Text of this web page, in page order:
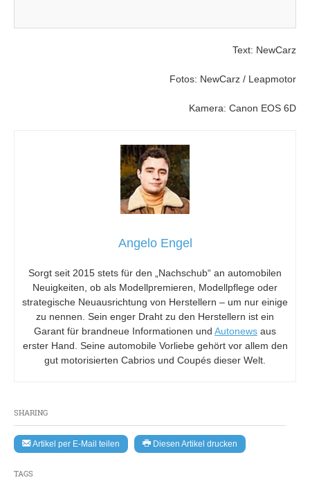
SHARING
Artikel per E-Mail teilen Diesen Artikel drucken
TAGS
Text: NewCarz
Fotos: NewCarz / Leapmotor
Kamera: Canon EOS 6D
Angelo Engel
Sorgt seit 2015 stets für den „Nachschub“ an automobilen
Neuigkeiten, ob als Modellpremieren, Modellpflege oder
strategische Neuausrichtung von Herstellern – um nur einige
zu nennen. Sein enger Draht zu den Herstellern ist ein
Garant für brandneue Informationen und Autonews aus
erster Hand. Seine automobile Vorliebe gehört vor allem den
gut motorisierten Cabrios und Coupés dieser Welt.